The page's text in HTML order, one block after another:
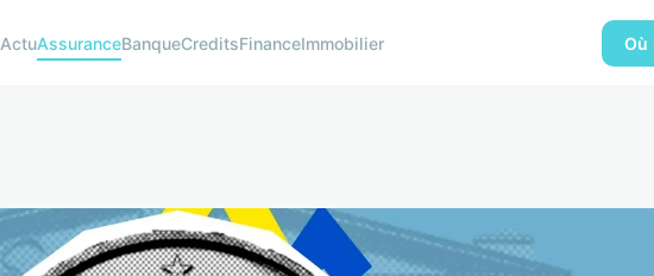
ActuAssuranceBanqueCreditsFinanceImmobilier Où